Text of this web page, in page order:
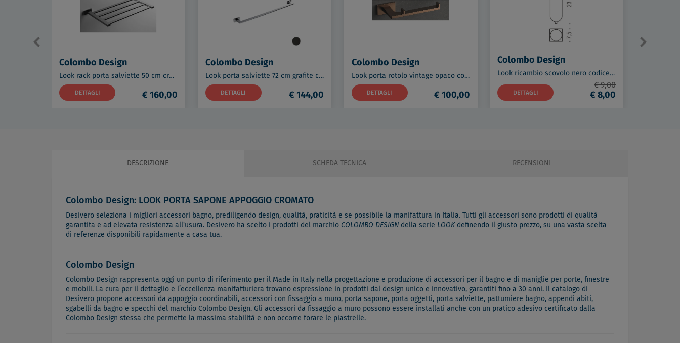
Colombo Design
Look rack porta salviette 50 cm cromato codice prod: B16870CR
DETTAGLI € 160,00
Colombo Design
Look porta salviette 72 cm grafite codice prod: B16110GL
DETTAGLI € 144,00
Colombo Design
Look porta rotolo vintage opaco codice prod: B16080VM
DETTAGLI € 100,00
Colombo Design
Look ricambio scovolo nero codice prod: B16590
DETTAGLI
€ 9,00
€ 8,00
DESCRIZIONE SCHEDA TECNICA RECENSIONI
Colombo Design: LOOK PORTA SAPONE APPOGGIO CROMATO
Desivero seleziona i migliori accessori bagno, prediligendo design, qualità, praticità e se possibile la manifattura in Italia. Tutti gli accessori sono prodotti di qualità
garantita e ad elevata resistenza all'usura. Desivero ha scelto i prodotti del marchio COLOMBO DESIGN della serie LOOK definendo il giusto prezzo, su una vasta scelta
di referenze disponibili rapidamente a casa tua.
Colombo Design
Colombo Design rappresenta oggi un punto di riferimento per il Made in Italy nella progettazione e produzione di accessori per il bagno e di maniglie per porte, finestre
e mobili. La cura per il dettaglio e l’eccellenza manifatturiera trovano espressione in prodotti dal design unico e innovativo, garantiti fino a 30 anni. Il catalogo di
Desivero propone accessori da appoggio coordinabili, accessori con fissaggio a muro, porta sapone, porta oggetti, porta salviette, pattumiere bagno, appendi abiti,
sgabelli da bagno e specchi del marchio Colombo Design. Gli accessori da fissaggio a muro possono essere installati anche con un pratico adesivo certificato dalla
Colombo Design stessa che permette la massima stabilità e non occorre forare le piastrelle.